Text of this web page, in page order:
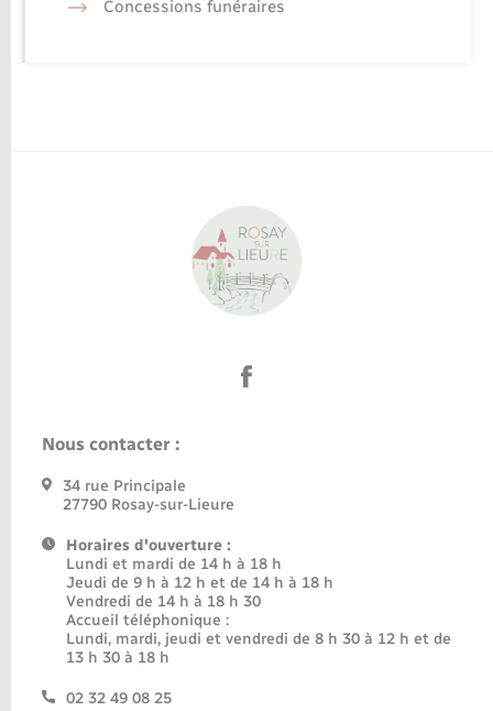
Concessions funéraires
Nous contacter :
34 rue Principale
27790 Rosay-sur-Lieure
Horaires d'ouverture :
Lundi et mardi de 14 h à 18 h
Jeudi de 9 h à 12 h et de 14 h à 18 h
Vendredi de 14 h à 18 h 30
Accueil téléphonique :
Lundi, mardi, jeudi et vendredi de 8 h 30 à 12 h et de
13 h 30 à 18 h
02 32 49 08 25